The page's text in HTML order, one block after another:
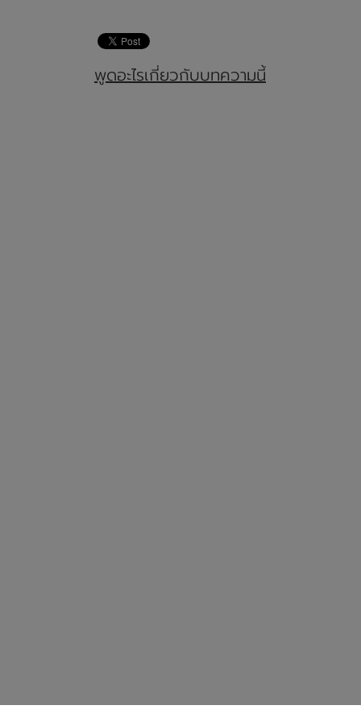
พูดอะไรเกี่ยวกับบทความนี้